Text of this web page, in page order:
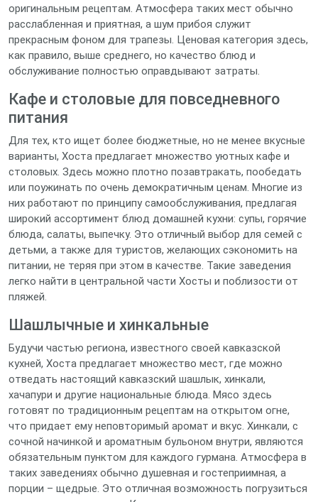
оригинальным рецептам. Атмосфера таких мест обычно
расслабленная и приятная, а шум прибоя служит
прекрасным фоном для трапезы. Ценовая категория здесь,
как правило, выше среднего, но качество блюд и
обслуживание полностью оправдывают затраты.
Кафе и столовые для повседневного
питания
Для тех, кто ищет более бюджетные, но не менее вкусные
варианты, Хоста предлагает множество уютных кафе и
столовых. Здесь можно плотно позавтракать, пообедать
или поужинать по очень демократичным ценам. Многие из
них работают по принципу самообслуживания, предлагая
широкий ассортимент блюд домашней кухни: супы, горячие
блюда, салаты, выпечку. Это отличный выбор для семей с
детьми, а также для туристов, желающих сэкономить на
питании, не теряя при этом в качестве. Такие заведения
легко найти в центральной части Хосты и поблизости от
пляжей.
Шашлычные и хинкальные
Будучи частью региона, известного своей кавказской
кухней, Хоста предлагает множество мест, где можно
отведать настоящий кавказский шашлык, хинкали,
хачапури и другие национальные блюда. Мясо здесь
готовят по традиционным рецептам на открытом огне,
что придает ему неповторимый аромат и вкус. Хинкали, с
сочной начинкой и ароматным бульоном внутри, являются
обязательным пунктом для каждого гурмана. Атмосфера в
таких заведениях обычно душевная и гостеприимная, а
порции – щедрые. Это отличная возможность погрузиться